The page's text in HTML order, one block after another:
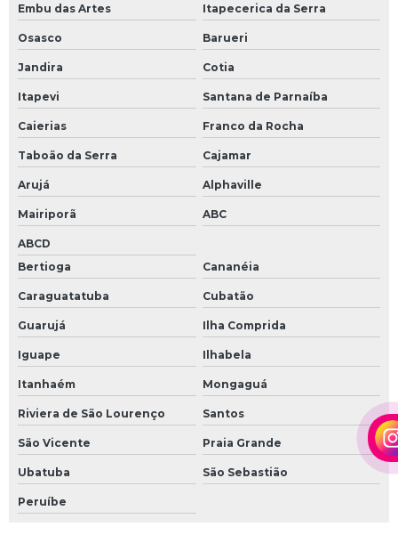
Treinamentos de segurança do trabalho na construção civil
Treinamentos de segurança do trabalho online
Embu das Artes Itapecerica da Serra
Osasco Barueri
Jandira Cotia
Itapevi Santana de Parnaíba
Caierias Franco da Rocha
Taboão da Serra Cajamar
Arujá Alphaville
Mairiporã ABC
ABCD
Bertioga
Cananéia
Caraguatatuba Cubatão
Guarujá Ilha Comprida
Iguape Ilhabela
Itanhaém Mongaguá
Riviera de São Lourenço Santos
São Vicente Praia Grande
Ubatuba São Sebastião
Peruíbe